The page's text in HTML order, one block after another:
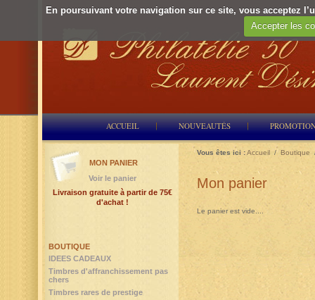
En poursuivant votre navigation sur ce site, vous acceptez
Accepter les
ACCUEIL NOUVEAUTÉS
Vous êtes ici :Accueil / Boutique
Mon panier
Le panier est vide....
BOUTIQUE
IDEES CADEAUX
Timbres d'affranchissement pas
chers
Timbres rares de prestige
MON PANIER
Voir le panier
Livraison gratuite à partir de 75€
d'achat !